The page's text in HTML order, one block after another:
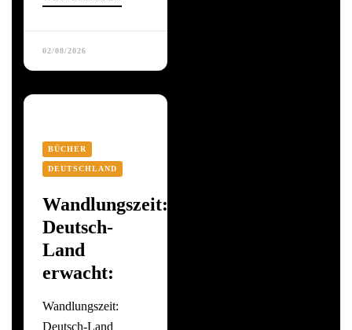
02/08/2026
BÜCHER
DEUTSCHLAND
Wandlungszeit:
Deutsch-
Land
erwacht:
Wandlungszeit:
Deutsch-Land